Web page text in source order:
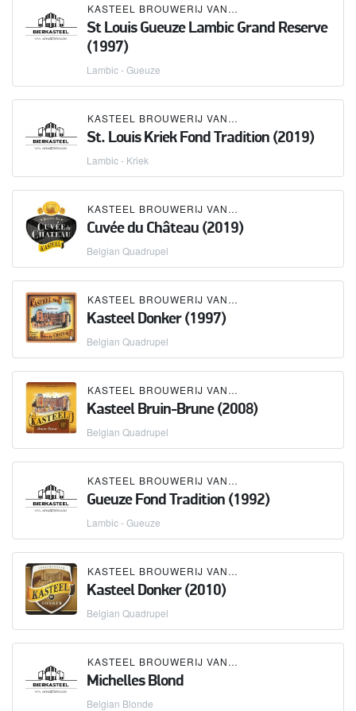
KASTEEL BROUWERIJ VANHONSEBROUCK
St Louis Gueuze Lambic Grand Reserve
(1997)
Lambic - Gueuze
KASTEEL BROUWERIJ VANHONSEBROUCK
St. Louis Kriek Fond Tradition (2019)
Lambic - Kriek
KASTEEL BROUWERIJ VANHONSEBROUCK
Cuvée du Château (2019)
Belgian Quadrupel
KASTEEL BROUWERIJ VANHONSEBROUCK
Kasteel Donker (1997)
Belgian Quadrupel
KASTEEL BROUWERIJ VANHONSEBROUCK
Kasteel Bruin-Brune (2008)
Belgian Quadrupel
KASTEEL BROUWERIJ VANHONSEBROUCK
Gueuze Fond Tradition (1992)
Lambic - Gueuze
KASTEEL BROUWERIJ VANHONSEBROUCK
Kasteel Donker (2010)
Belgian Quadrupel
KASTEEL BROUWERIJ VANHONSEBROUCK
Michelles Blond
Belgian Blonde